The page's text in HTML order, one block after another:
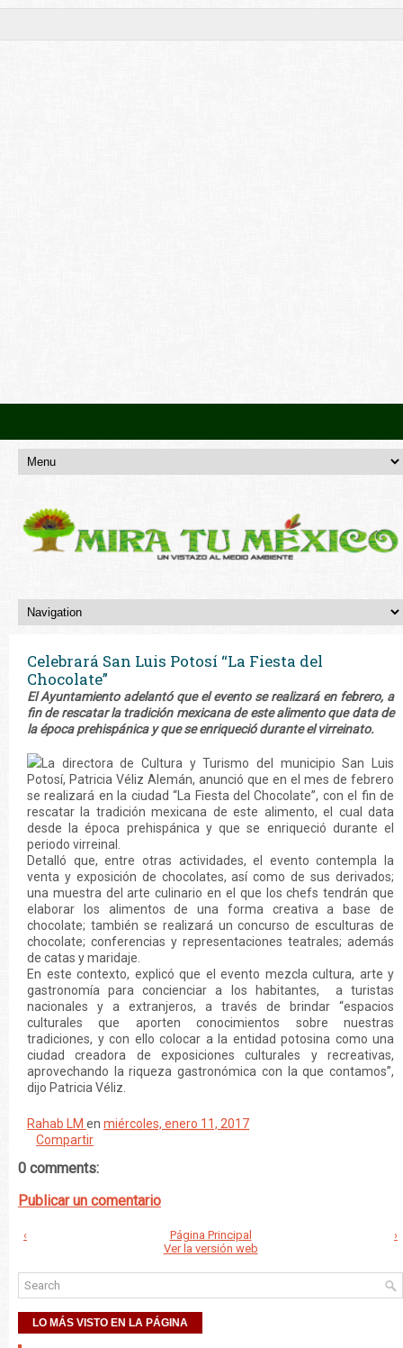
Celebrará San Luis Potosí “La Fiesta del
Chocolate”
El Ayuntamiento adelantó que el evento se realizará en febrero, a
fin de rescatar la tradición mexicana de este alimento que data de
la época prehispánica y que se enriqueció durante el virreinato.
La directora de Cultura y Turismo del municipio San Luis
Potosí, Patricia Véliz Alemán, anunció que en el mes de febrero
se realizará en la ciudad “La Fiesta del Chocolate”, con el fin de
rescatar la tradición mexicana de este alimento, el cual data
desde la época prehispánica y que se enriqueció durante el
periodo virreinal.
Detalló que, entre otras actividades, el evento contempla la
venta y exposición de chocolates, así como de sus derivados;
una muestra del arte culinario en el que los chefs tendrán que
elaborar los alimentos de una forma creativa a base de
chocolate; también se realizará un concurso de esculturas de
chocolate; conferencias y representaciones teatrales; además
de catas y maridaje.
En este contexto, explicó que el evento mezcla cultura, arte y
gastronomía para concienciar a los habitantes, a turistas
nacionales y a extranjeros, a través de brindar “espacios
culturales que aporten conocimientos sobre nuestras
tradiciones, y con ello colocar a la entidad potosina como una
ciudad creadora de exposiciones culturales y recreativas,
aprovechando la riqueza gastronómica con la que contamos”,
dijo Patricia Véliz.
Rahab LM en miércoles, enero 11, 2017
Compartir
0 comments:
Publicar un comentario
‹ ›
Página Principal
Ver la versión web
LO MÁS VISTO EN LA PÁGINA